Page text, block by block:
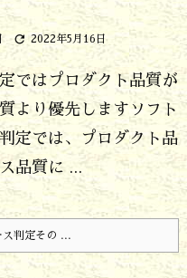
 2022年5月16日
ではプロダクト品質が
より優先しますソフト
定では、プロダクト品
品質に ...
判定その ...